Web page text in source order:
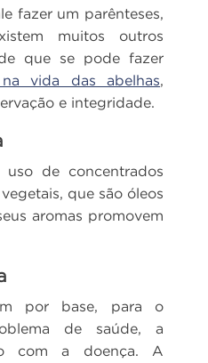
fazer um parênteses,
muitos outros
que se pode fazer
vida das abelhas,
e integridade.
de concentrados
que são óleos
aromas promovem
por base, para o
de saúde, a
com a doença. A